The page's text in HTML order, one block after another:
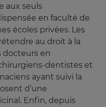
aux seuls
en faculté de
écoles privées. Les
au droit à la
docteurs en
dentistes et
ayant suivi la
d’une
Enfin, depuis